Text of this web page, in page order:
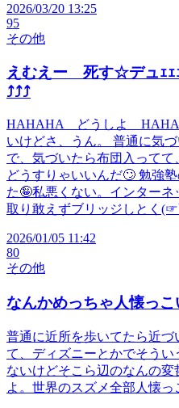
2026/03/20 13:25
95
その他
えむえー 死す☆デュｪｪ
⤴⤴⤴
HAHAHA どうしよ
いけどさ、うん。 普通に気
で、気づいたら布団入って
どうすりゃいいんだ🙄 勉強
た🤪私悪くない。インター
取り敢えずブリッジしとく
2026/01/05 11:42
80
その他
なんかめっちゃ人懐っ
普通に近所を歩いてたら近
て、ディズニーとかでそう
ないけどそこら辺のなんの
よ。世界のスズメ全部人懐